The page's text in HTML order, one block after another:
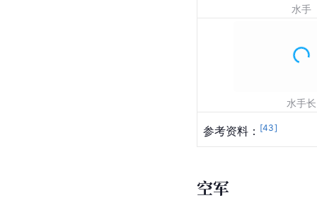
水手
水手长
参考资料： [43]
空军